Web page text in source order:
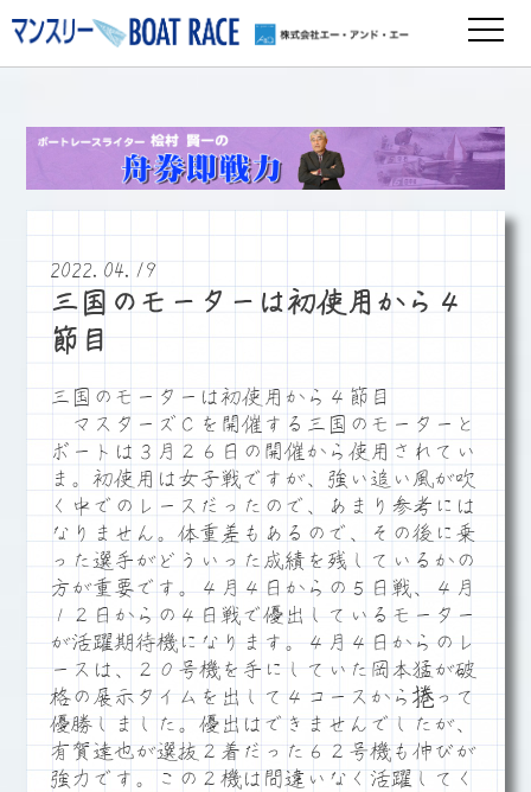
2022.04.19
三国のモーターは初使用から４
節目
三国のモーターは初使用から４節目
マスターズＣを開催する三国のモーターと
ボートは３月２６日の開催から使用されてい
ま。初使用は女子戦ですが、強い追い風が吹
く中でのレースだったので、あまり参考には
なりません。体重差もあるので、その後に乗
った選手がどういった成績を残しているかの
方が重要です。４月４日からの５日戦、４月
１２日からの４日戦で優出しているモーター
が活躍期待機になります。４月４日からのレ
ースは、２０号機を手にしていた岡本猛が破
格の展示タイムを出して４コースから捲って
優勝しました。優出はできませんでしたが、
有賀達也が選抜２着だった６２号機も伸びが
強力です。この２機は間違いなく活躍してく